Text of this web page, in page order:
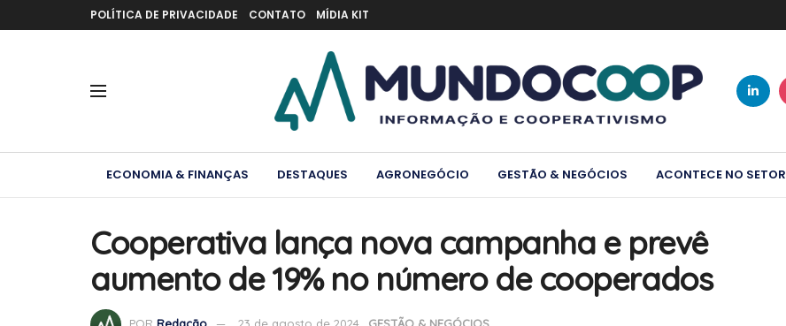
POLÍTICA DE PRIVACIDADE CONTATO MÍDIA KIT
ECONOMIA & FINANÇAS DESTAQUES AGRONEGÓCIO GESTÃO & NEGÓCIOS ACONTECE NO SETOR
Cooperativa lança nova campanha e prevê
aumento de 19% no número de cooperados